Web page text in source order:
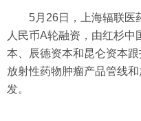
5月26日，上海辐联医
人民币A轮融资，由红杉
本、辰德资本和昆仑资本
放射性药物肿瘤产品管线
发。